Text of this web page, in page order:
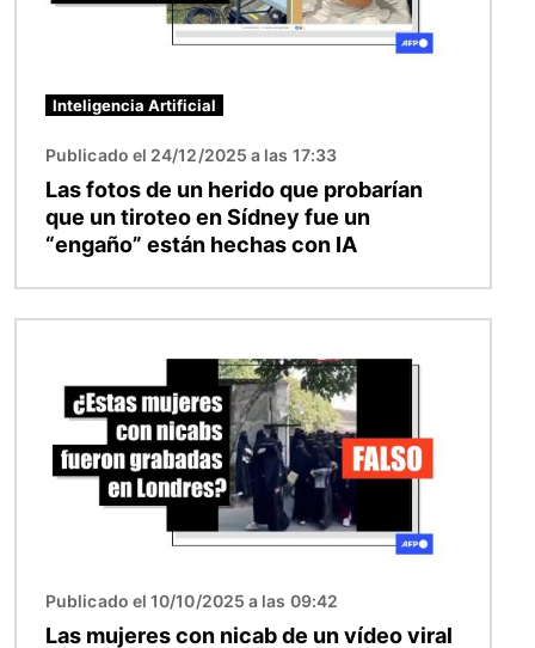
Inteligencia Artificial
Publicado el 24/12/2025 a las 17:33
Las fotos de un herido que probarían
que un tiroteo en Sídney fue un
“engaño” están hechas con IA
Publicado el 10/10/2025 a las 09:42
Las mujeres con nicab de un vídeo viral